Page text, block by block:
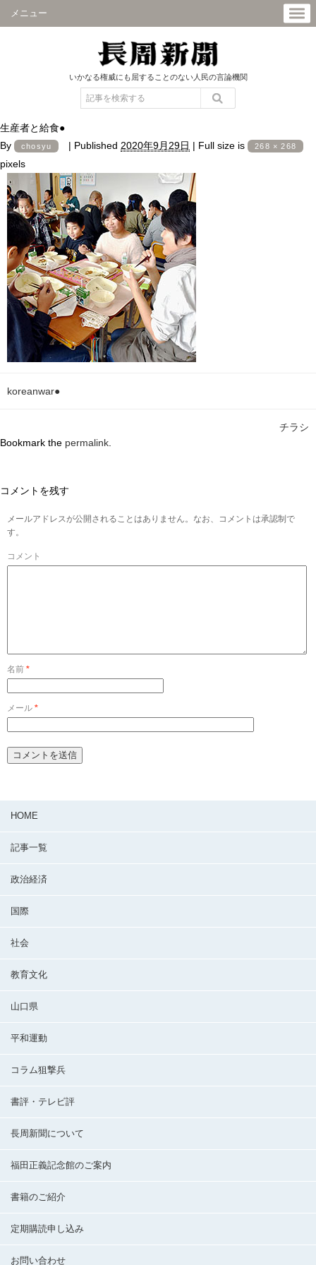
メニュー
いかなる権威にも屈することのない人民の言論機関
生産者と給食●
By
chosyu | Published 2020年9月29日 | Full size is 268 × 268
pixels
koreanwar●
チラシ
Bookmark the permalink
コメントを残す
メールアドレスが公開されることはありません。なお、コメントは承認制で
す。
コメント
名前 *
メール *
HOME
記事一覧
政治経済
国際
社会
教育文化
山口県
平和運動
コラム狙撃兵
書評・テレビ評
長周新聞について
福田正義記念館のご案内
書籍のご紹介
定期購読申し込み
お問い合わせ